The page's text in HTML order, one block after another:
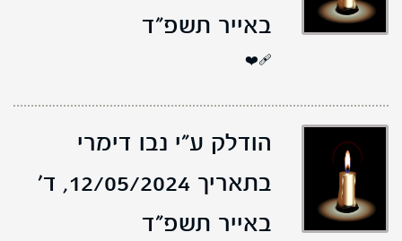
באייר תשפ"ד
❤️‍🩹
הודלק ע"י נבו דימרי
בתאריך 12/05/2024,
ד'
באייר תשפ"ד